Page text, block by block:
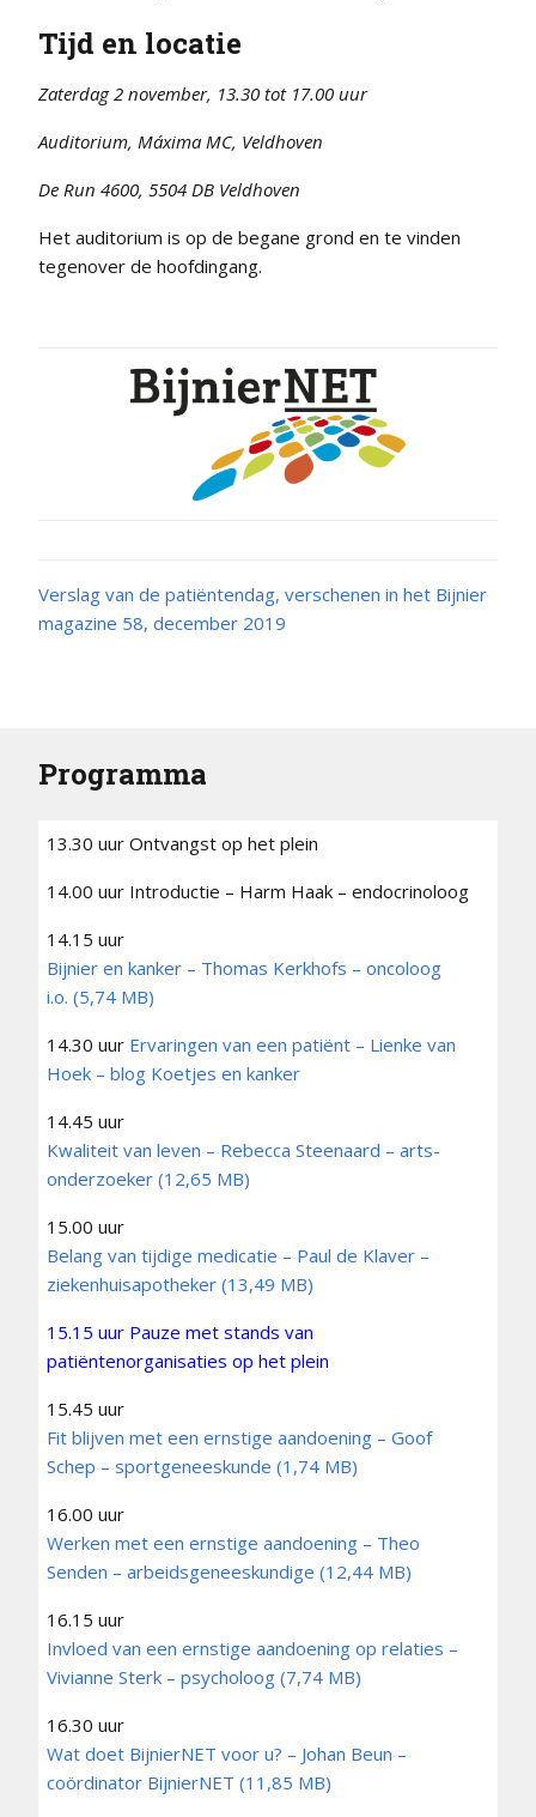
Tijd en locatie
Zaterdag 2 november, 13.30 tot 17.00 uur
Auditorium, Máxima MC, Veldhoven
De Run 4600, 5504 DB Veldhoven
Het auditorium is op de begane grond en te vinden
tegenover de hoofdingang.
Verslag van de patiëntendag, verschenen in het Bijnier
magazine 58, december 2019
Programma
13.30 uur Ontvangst op het plein
14.00 uur Introductie – Harm Haak – endocrinoloog
14.15 uur
Bijnier en kanker – Thomas Kerkhofs – oncoloog
i.o.
14.30 uur Ervaringen van een patiënt – Lienke van
Hoek – blog Koetjes en kanker
14.45 uur
Kwaliteit van leven – Rebecca Steenaard – arts-
onderzoeker
15.00 uur
Belang van tijdige medicatie – Paul de Klaver –
ziekenhuisapotheker
15.15 uur Pauze met stands van
patiëntenorganisaties op het plein
15.45 uur
Fit blijven met een ernstige aandoening – Goof
Schep – sportgeneeskunde
16.00 uur
Werken met een ernstige aandoening – Theo
Senden – arbeidsgeneeskundige
16.15 uur
Invloed van een ernstige aandoening op relaties –
Vivianne Sterk – psycholoog
16.30 uur
Wat doet BijnierNET voor u? – Johan Beun –
coördinator BijnierNET